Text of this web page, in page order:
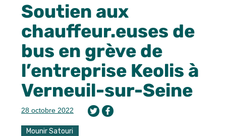
Soutien aux
chauffeur.euses de
bus en grève de
l’entreprise Keolis à
Verneuil-sur-Seine
28 octobre 2022
Mounir Satouri